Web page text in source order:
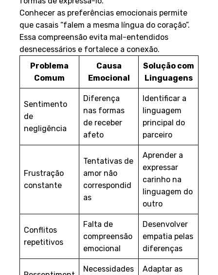
formas de expressá-lo.
Conhecer as preferências emocionais permite
que casais “falem a mesma língua do coração”.
Essa compreensão evita mal-entendidos
desnecessários e fortalece a conexão.
Problema
Comum
Causa
Emocional
Solução com
Linguagens
Sentimento
de
negligência
Diferença
nas formas
de receber
afeto
Identificar a
linguagem
principal do
parceiro
Frustração
constante
Tentativas de
amor não
correspondid
as
Aprender a
expressar
carinho na
linguagem do
outro
Conflitos
repetitivos
Falta de
compreensão
emocional
Desenvolver
empatia pelas
diferenças